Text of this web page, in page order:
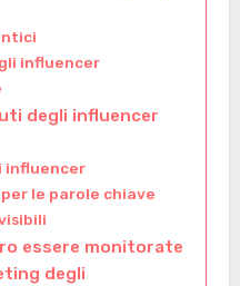
influencer
degli influencer
influencer
le parole chiave
essere monitorate
degli